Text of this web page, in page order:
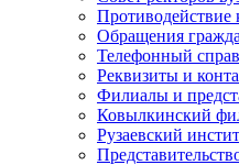
Противодействие
Обращения
Телефонный
Реквизиты и
Филиалы и
Ковылкинский
Рузаевский